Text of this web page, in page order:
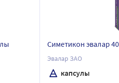
Симетикон эвалар
Эвалар ЗАО
капсулы